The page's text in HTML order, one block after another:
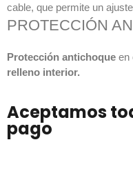
cable, que permite un
PROTECCIÓN
Protección antichoque en
relleno interior.
Aceptamos
pago